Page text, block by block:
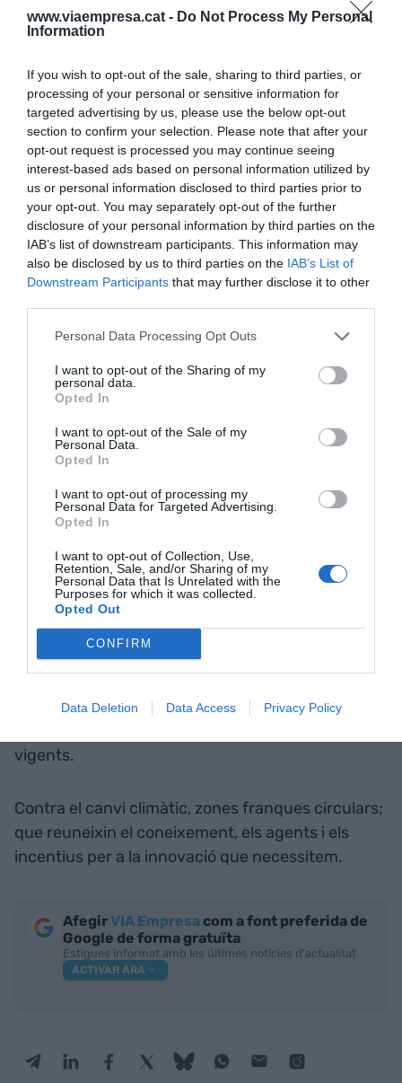
www.viaempresa.cat - Do Not Process My Personal
Information
If you wish to opt-out of the sale, sharing to third parties, or
processing of your personal or sensitive information for
targeted advertising by us, please use the below opt-out
section to confirm your selection. Please note that after your
opt-out request is processed you may continue seeing
interest-based ads based on personal information utilized by
us or personal information disclosed to third parties prior to
your opt-out. You may separately opt-out of the further
disclosure of your personal information by third parties on the
IAB’s list of downstream participants. This information may
also be disclosed by us to third parties on the IAB’s List of
Downstream Participants that may further disclose it to other
Personal Data Processing Opt Outs
I want to opt-out of the Sharing of my
personal data.
Opted In
I want to opt-out of the Sale of my
Personal Data.
Opted In
I want to opt-out of processing my
Personal Data for Targeted Advertising.
Opted In
I want to opt-out of Collection, Use,
Retention, Sale, and/or Sharing of my
Personal Data that Is Unrelated with the
Purposes for which it was collected.
Opted Out
CONFIRM
Data Deletion Data Access Privacy Policy
materials, del productor al revalorizador; ni en
funció de la comunalitat dels seus residus. És el
des de la perspectiva dels residus: els que els
produeixen, els que els usen, els que els
manipulen, etiqueten, investiguen, financen o
transformen.
"És el moment de
desenvolupar sistemes de
relacions des de la
perspectiva dels residus"
L'experimentació tecnològica i el
desenvolupament d'ecosistemes resulten de
l'expectativa del valor a capturar- són percebuts
com a alts, i l'esforç -les barreres a superar per a
aconseguir-lo- són percebudes com a baixes. La
pressió social, però també les polítiques de
articular incentius. Una regulació dissenyada per
a un estadi informacional anterior es presenta ara
en molts casos com una barrera. Agrupa coses
que avui sabem separades o separa aquelles que
avui sabem més viables juntes. Reorganitzar el
disposar d'un espai d'experimentació en el qual es
vigents.
Contra el canvi climàtic, zones franques circulars;
que reuneixin el coneixement, els agents i els
incentius per a la innovació que necessitem.
AfegirVIA Empresa com a font preferida de
Google de forma gratuïta
Estigues informat amb les últimes notícies d'actualitat
ACTIVAR ARA